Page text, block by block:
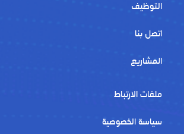
التوظيف
اتصل بنا
المشاريع
ملفات الارتباط
سياسة الخصوصية